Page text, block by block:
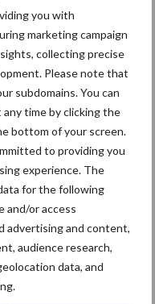
you with
marketing campaign
collecting precise
Please note that
subdomains. You can
time by clicking the
bottom of your screen.
to providing you
experience. The
for the following
and/or access
advertising and content,
audience research,
data, and
Partner nieuws
van schijven
gedragen
van AVR
breidt